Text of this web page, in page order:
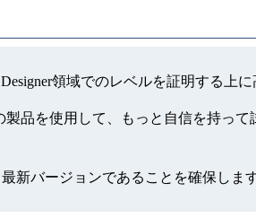
領域でのレベルを証明する上
品を使用して、もっと自信を持っ
新バージョンであることを確保します